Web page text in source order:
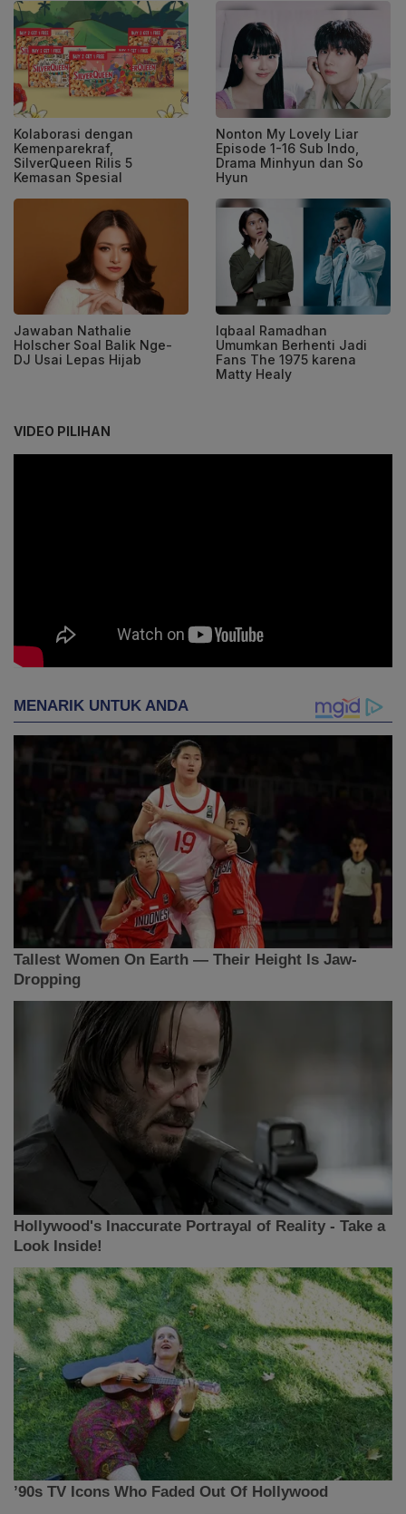
Kolaborasi dengan
Kemenparekraf,
SilverQueen Rilis 5
Kemasan Spesial
Nonton My Lovely Liar
Episode 1-16 Sub Indo,
Drama Minhyun dan So
Hyun
Jawaban Nathalie
Holscher Soal Balik Nge-
DJ Usai Lepas Hijab
Iqbaal Ramadhan
Umumkan Berhenti Jadi
Fans The 1975 karena
Matty Healy
VIDEO PILIHAN